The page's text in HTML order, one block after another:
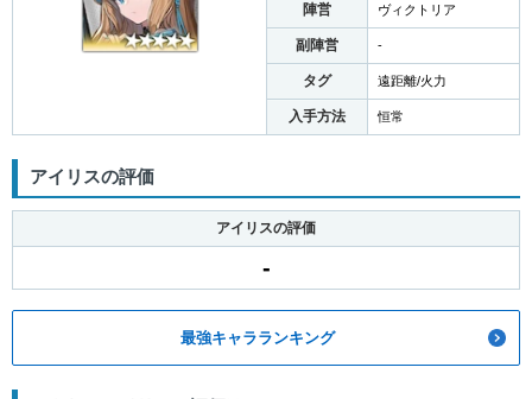
陣営 ヴィクトリア
副陣営 -
タグ 遠距離/火力
入手方法 恒常
アイリスの評価
アイリスの評価
-
最強キャラランキング